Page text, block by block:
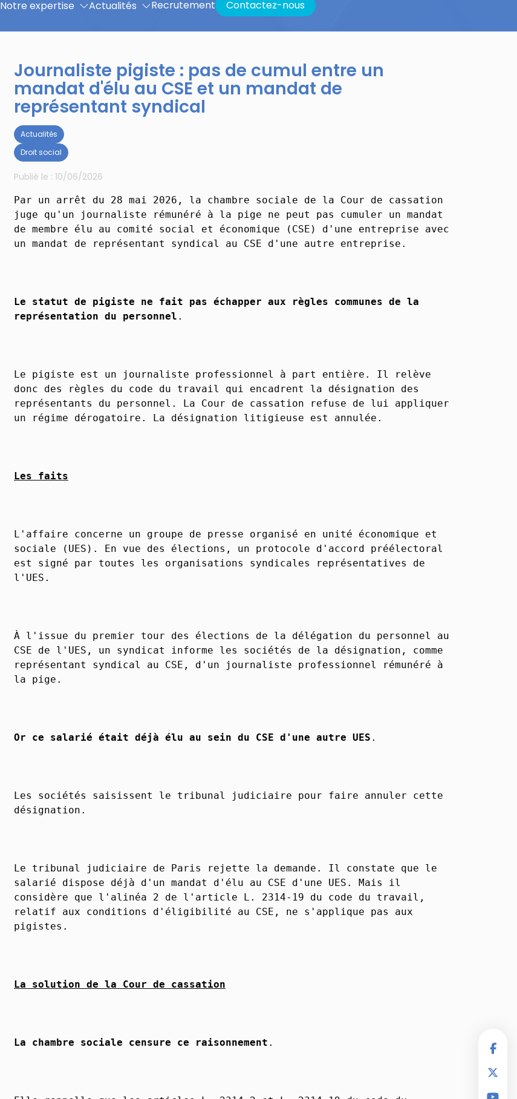
Notre expertise Actualités Recrutement Contactez-nous
Journaliste pigiste : pas de cumul entre un
mandat d'élu au CSE et un mandat de
représentant syndical
Publié le : 10/06/2026
Actualités
Droit social
Par un arrêt du 28 mai 2026, la chambre sociale de la Cour de cassation
juge qu'un journaliste rémunéré à la pige ne peut pas cumuler un mandat
de membre élu au comité social et économique (CSE) d'une entreprise avec
un mandat de représentant syndical au CSE d'une autre entreprise.
Le statut de pigiste ne fait pas échapper aux règles communes de la
représentation du personnel .
Le pigiste est un journaliste professionnel à part entière. Il relève
donc des règles du code du travail qui encadrent la désignation des
représentants du personnel. La Cour de cassation refuse de lui appliquer
un régime dérogatoire. La désignation litigieuse est annulée.
Les faits
L'affaire concerne un groupe de presse organisé en unité économique et
sociale (UES). En vue des élections, un protocole d'accord préélectoral
est signé par toutes les organisations syndicales représentatives de
l'UES.
À l'issue du premier tour des élections de la délégation du personnel au
CSE de l'UES, un syndicat informe les sociétés de la désignation, comme
représentant syndical au CSE, d'un journaliste professionnel rémunéré à
la pige.
Or ce salarié était déjà élu au sein du CSE d'une autre UES .
Les sociétés saisissent le tribunal judiciaire pour faire annuler cette
désignation.
Le tribunal judiciaire de Paris rejette la demande. Il constate que le
salarié dispose déjà d'un mandat d'élu au CSE d'une UES. Mais il
considère que l'alinéa 2 de l'article L. 2314-19 du code du travail,
relatif aux conditions d'éligibilité au CSE, ne s'applique pas aux
pigistes.
La solution de la Cour de cassation
La chambre sociale censure ce raisonnement .